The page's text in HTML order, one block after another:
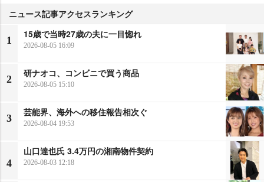
ニュース記事アクセスランキング
1
15歳で当時27歳の夫に一目惚れ
2026-08-05 16:09
2
研ナオコ、コンビニで買う商品
2026-08-05 15:10
3
芸能界、海外への移住報告相次ぐ
2026-08-04 19:53
4
山口達也氏 3.4万円の湘南物件契約
2026-08-03 12:18